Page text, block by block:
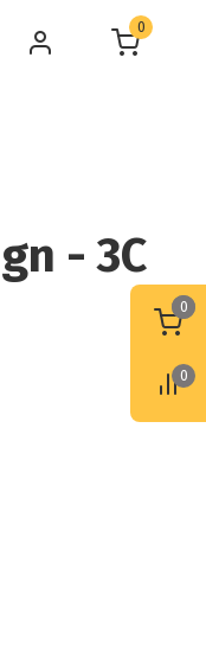
0
- 3C
0
0
0